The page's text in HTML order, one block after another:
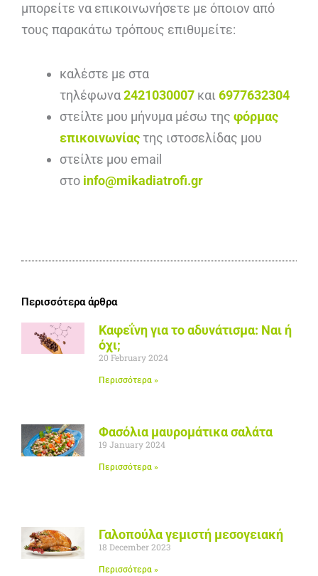
μπορείτε να επικοινωνήσετε με όποιον από
τους παρακάτω τρόπους επιθυμείτε:
καλέστε με στα
τηλέφωνα2421030007 και 6977632304
στείλτε μου μήνυμα μέσω της φόρμας
επικοινωνίαςτης ιστοσελίδας μου
στείλτε μου email
στο info@mikadiatrofi.gr
Περισσότερα άρθρα
Καφεΐνη για το αδυνάτισμα: Ναι ή
όχι;
20 February 2024
Περισσότερα »
Φασόλια μαυρομάτικα σαλάτα
19 January 2024
Περισσότερα »
Γαλοπούλα γεμιστή μεσογειακή
18 December 2023
Περισσότερα »